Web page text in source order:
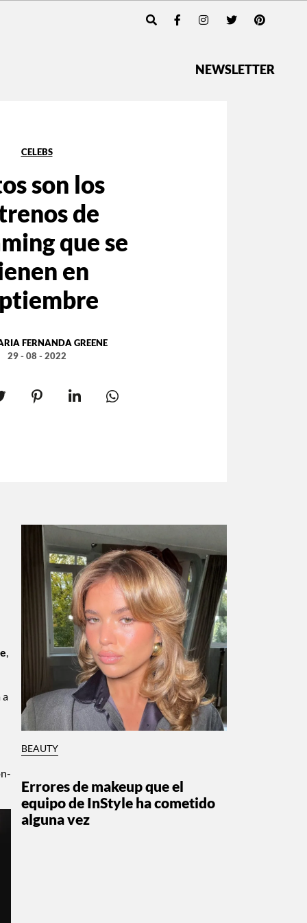
NEWSLETTER
CELEBS
son los
de
que se
en
FERNANDA GREENE
29 - 08 - 2022
a
BEAUTY
Errores de makeup que el
equipo de InStyle ha cometido
alguna vez